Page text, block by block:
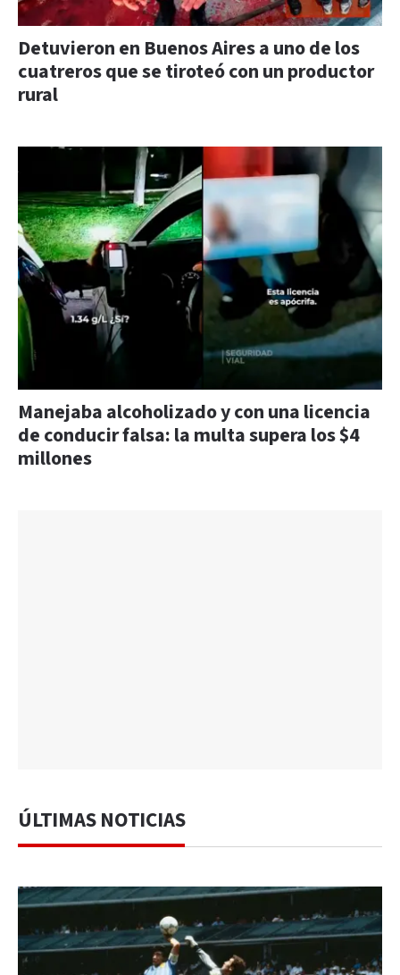
Detuvieron en Buenos Aires a uno de los
cuatreros que se tiroteó con un productor
rural
Manejaba alcoholizado y con una licencia
de conducir falsa: la multa supera los $4
millones
ÚLTIMAS NOTICIAS